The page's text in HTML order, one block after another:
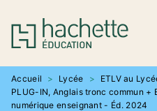
MENU RECHERCHE
PIED DE PAGE
Accueil > Lycée > ETLV au
PLUG-IN, Anglais tronc commun +
numérique enseignant - Éd. 2024